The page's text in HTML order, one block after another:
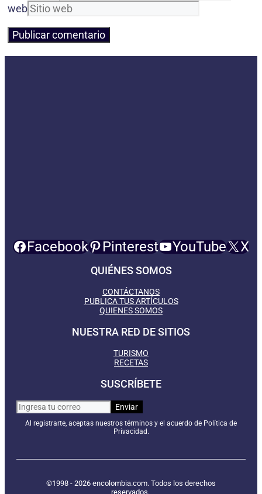
web
Facebook Pinterest YouTube X
QUIÉNES SOMOS
CONTÁCTANOS
PUBLICA TUS ARTÍCULOS
QUIENES SOMOS
NUESTRA RED DE SITIOS
TURISMO
RECETAS
SUSCRÍBETE
Al registrarte, aceptas nuestros términos y el acuerdo de Política de
Privacidad.
©1998 - 2026 encolombia.com. Todos los derechos
reservados.